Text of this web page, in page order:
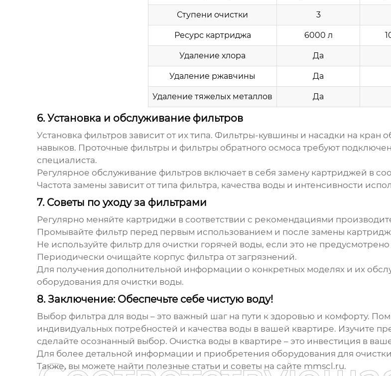
Ступени очистки 3
Ресурс картриджа 6000 л
Удаление хлора Да
Удаление ржавчины Да
Удаление тяжелых металлов Да
6. Установка и обслуживание фильтров
Установка фильтров зависит от их типа. Фильтры-кувшины и насадки на кран
навыков. Проточные фильтры и фильтры обратного осмоса требуют
специалиста.
Регулярное обслуживание фильтров включает в себя замену картриджей в
Частота замены зависит от типа фильтра, качества воды и интенсивности
7. Советы по уходу за фильтрами
Регулярно меняйте картриджи в соответствии с рекомендациями
Промывайте фильтр перед первым использованием и после замены
Не используйте фильтр для очистки горячей воды, если это не
Периодически очищайте корпус фильтра от загрязнений.
Для получения дополнительной информации о конкретных моделях и их
оборудования для очистки воды.
8. Заключение: Обеспечьте себе чистую воду!
Выбор фильтра для воды – это важный шаг на пути к здоровью и комфорту.
индивидуальных потребностей и качества воды в вашей квартире. Изучите
сделайте осознанный выбор. Очистка воды в квартире – это инвестиция в
Для более детальной информации и приобретения оборудования для
Также, вы можете найти полезные статьи и советы на сайте mmscl.ru.